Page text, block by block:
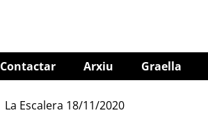
Contactar Arxiu Graella
La Escalera 18/11/2020